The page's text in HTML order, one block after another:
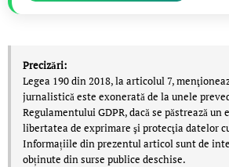
Precizări:
Legea 190 din 2018, la articolul 7,
jurnalistică este exonerată de la unele
Regulamentului GDPR, dacă se păstrează
libertatea de exprimare şi protecţia datelor
Informațiile din prezentul articol sunt de
obținute din surse publice deschise.